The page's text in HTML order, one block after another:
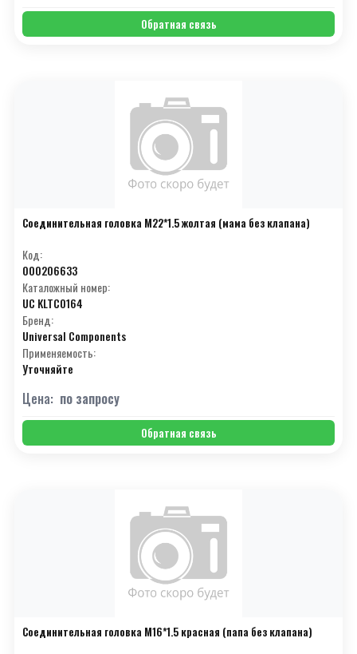
Обратная связь
Соединительная головка М22*1.5 жолтая (мама без клапана)
Код:
000206633
Каталожный номер:
UC KLTC0164
Бренд:
Universal Components
Применяемость:
Уточняйте
Цена: по запросу
Обратная связь
Соединительная головка М16*1.5 красная (папа без клапана)